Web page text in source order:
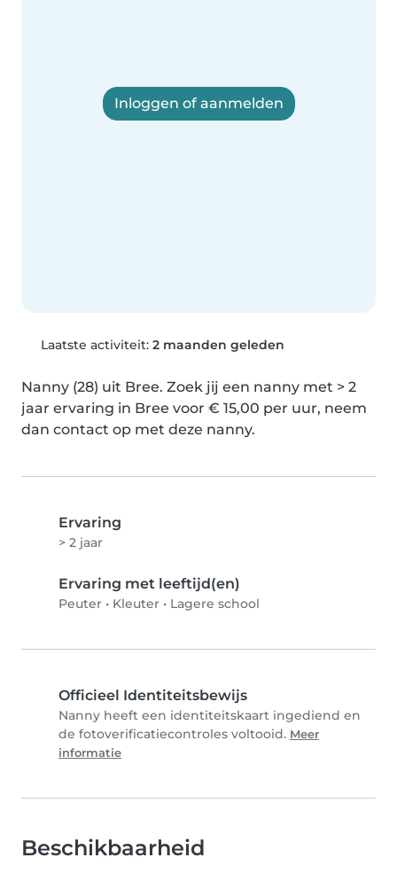
Inloggen of aanmelden
Laatste activiteit: 2 maanden geleden
Nanny (28) uit Bree. Zoek jij een nanny met > 2
jaar ervaring in Bree voor € 15,00 per uur, neem
dan contact op met deze nanny.
Ervaring
> 2 jaar
Ervaring met leeftijd(en)
Peuter • Kleuter • Lagere school
Officieel Identiteitsbewijs
Nanny heeft een identiteitskaart ingediend en
de fotoverificatiecontroles voltooid. Meer
informatie
Beschikbaarheid